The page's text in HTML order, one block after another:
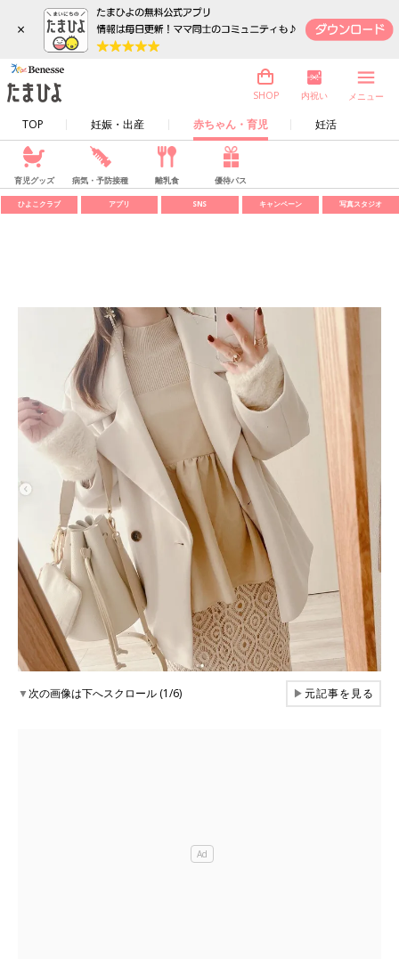
×
TOP 妊娠・出産 赤ちゃん・育児 妊活
SHOP 内祝い メニュー
育児グッズ 病気・予防接種 離乳食 優待パス
ひよこクラブ アプリ SNS キャンペーン 写真スタジオ
▼次の画像は下へスクロール (1/6) ▶元記事を見る